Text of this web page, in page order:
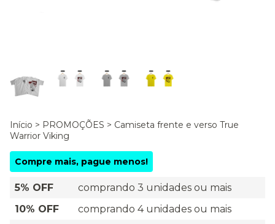
Início > PROMOÇÕES > Camiseta frente e verso True
Warrior Viking
Compre mais, pague menos!
5% OFF
comprando 3 unidades ou mais
10% OFF
comprando 4 unidades ou mais